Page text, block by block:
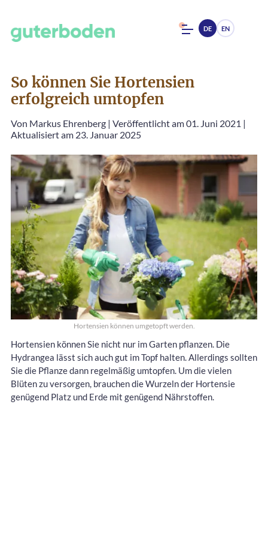
DE EN
So können Sie Hortensien
erfolgreich umtopfen
Von Markus Ehrenberg | Veröffentlicht am 01. Juni 2021 |
Aktualisiert am 23. Januar 2025
Hortensien können umgetopft werden.
Hortensien können Sie nicht nur im Garten pflanzen. Die
Hydrangea lässt sich auch gut im Topf halten. Allerdings sollten
Sie die Pflanze dann regelmäßig umtopfen. Um die vielen
Blüten zu versorgen, brauchen die Wurzeln der Hortensie
genügend Platz und Erde mit genügend Nährstoffen.